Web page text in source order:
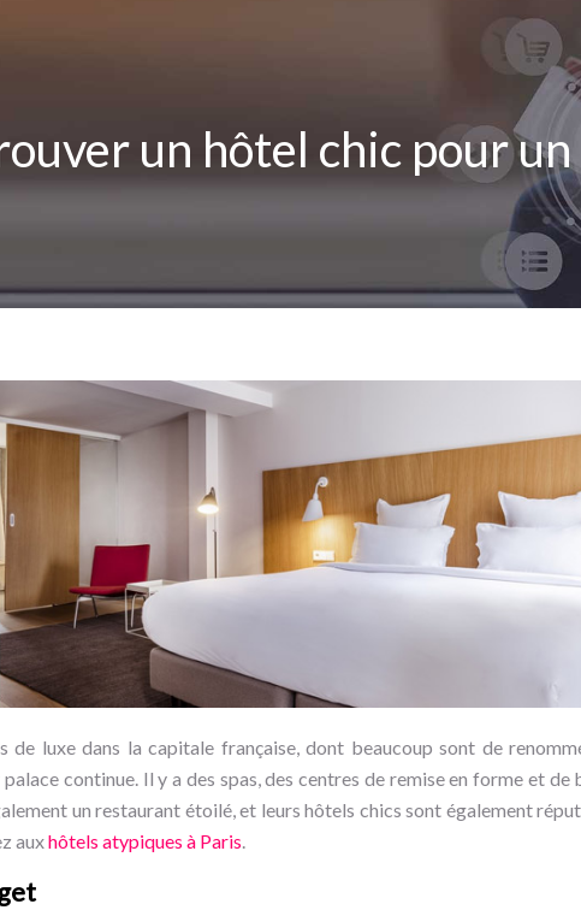
un hôtel chic pour
de luxe dans la capitale française, dont beaucoup sont de
continue. Il y a des spas, des centres de remise en forme et de
un restaurant étoilé, et leurs hôtels chics sont également
auxhôtels atypiques à Paris.